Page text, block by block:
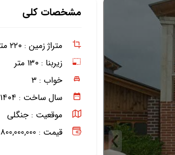
مشخصات کلی
متراژ زمین : ۲۲۰ متر
زیربنا : ۱۳۰ متر
خواب : ۳
سال ساخت : ۱۴۰۴
موقعیت : جنگلی
قیمت : 800,000,000 تومان /